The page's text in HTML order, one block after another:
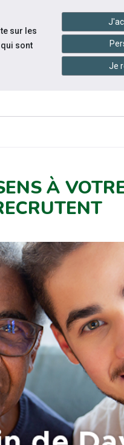
Accessibilité handshake
À
sur les
sont
Je